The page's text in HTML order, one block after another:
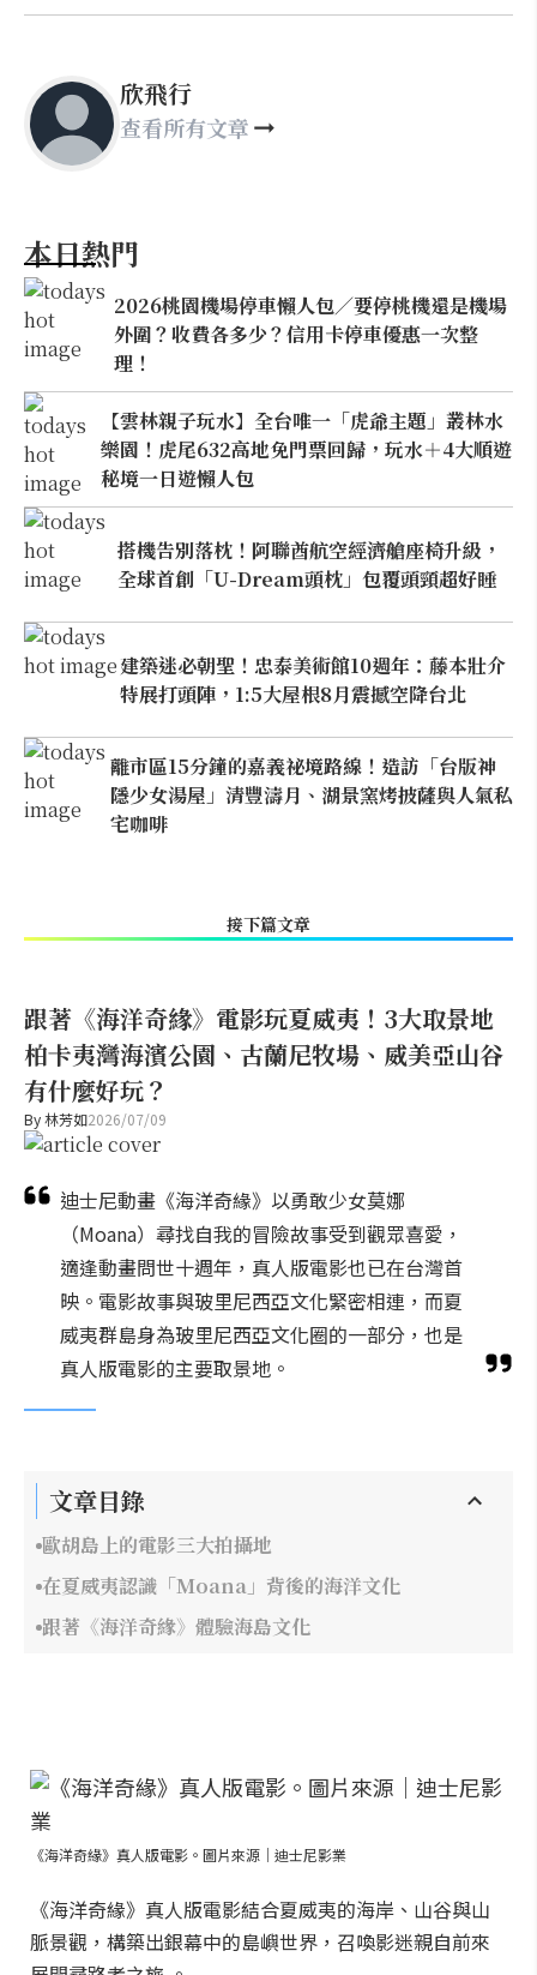
欣飛行
查看所有文章
本日熱門
2026桃園機場停車懶人包／要停桃機還是機場
外圍？收費各多少？信用卡停車優惠一次整
理！
【雲林親子玩水】全台唯一「虎爺主題」叢林水
樂園！虎尾632高地免門票回歸，玩水＋4大順遊
秘境一日遊懶人包
搭機告別落枕！阿聯酋航空經濟艙座椅升級，
全球首創「U-Dream頭枕」包覆頭頸超好睡
建築迷必朝聖！忠泰美術館10週年：藤本壯介
特展打頭陣，1:5大屋根8月震撼空降台北
離市區15分鐘的嘉義祕境路線！造訪「台版神
隱少女湯屋」清豐濤月、湖景窯烤披薩與人氣私
宅咖啡
接下篇文章
跟著《海洋奇緣》電影玩夏威夷！3大取景地
柏卡夷灣海濱公園、古蘭尼牧場、威美亞山谷
有什麼好玩？
By林芳如2026/07/09
迪士尼動畫《海洋奇緣》以勇敢少女莫娜
（Moana）尋找自我的冒險故事受到觀眾喜愛，
適逢動畫問世十週年，真人版電影也已在台灣首
映。電影故事與玻里尼西亞文化緊密相連，而夏
威夷群島身為玻里尼西亞文化圈的一部分，也是
真人版電影的主要取景地。
文章目錄
歐胡島上的電影三大拍攝地
在夏威夷認識「Moana」背後的海洋文化
跟著《海洋奇緣》體驗海島文化
《海洋奇緣》真人版電影。圖片來源｜迪士尼影業
《海洋奇緣》真人版電影結合夏威夷的海岸、山谷與山
脈景觀，構築出銀幕中的島嶼世界，召喚影迷親自前來